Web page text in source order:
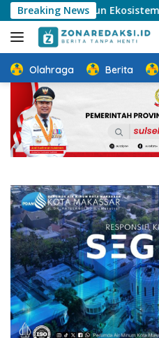
Langsung
ke
konten
Breaking News
Membangun Ekosistem
Olahraga Berita